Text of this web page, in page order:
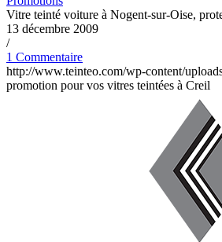
Vitre teinté voiture à Nogent-sur-Oise,
13 décembre 2009
/
1 Commentaire
http://www.teinteo.com/wp-content/
promotion pour vos vitres teintées à Creil